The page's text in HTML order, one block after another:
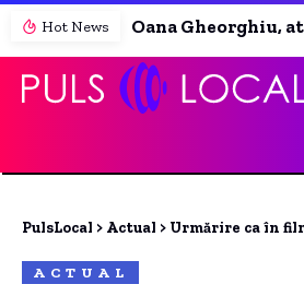
Hot News
Oana Gheorghiu, atac la PSD: „Se comportă precum copiii din curtea școlii care fac bullying”. Ce spune despre alegerile anticipate
PulsLocal > Actual > Urmărire ca în filme
ACTUAL